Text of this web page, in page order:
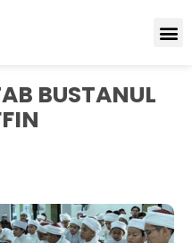
BUSTANUL